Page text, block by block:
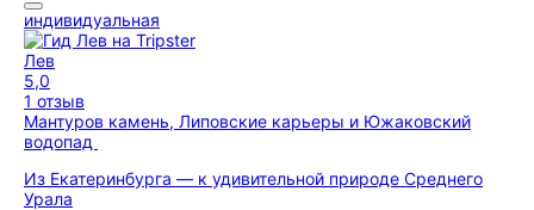
индивидуальная
Лев
5,0
1 отзыв
Мантуров камень, Липовские карьеры и Южаковский
водопад
Из Екатеринбурга — к удивительной природе Среднего
Урала